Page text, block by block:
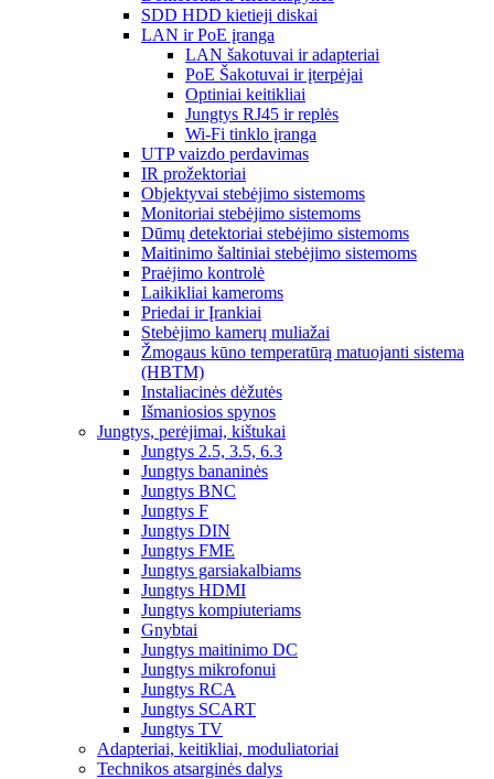
SDD HDD kietieji diskai
LAN ir PoE įranga
LAN šakotuvai ir adapteriai
PoE Šakotuvai ir įterpėjai
Optiniai keitikliai
Jungtys RJ45 ir replės
Wi-Fi tinklo įranga
UTP vaizdo perdavimas
IR prožektoriai
Objektyvai stebėjimo sistemoms
Monitoriai stebėjimo sistemoms
Dūmų detektoriai stebėjimo sistemoms
Maitinimo šaltiniai stebėjimo sistemoms
Praėjimo kontrolė
Laikikliai kameroms
Priedai ir Įrankiai
Stebėjimo kamerų muliažai
Žmogaus kūno temperatūrą matuojanti sistema
(HBTM)
Instaliacinės dėžutės
Išmaniosios spynos
Jungtys, perėjimai, kištukai
Jungtys 2.5, 3.5, 6.3
Jungtys bananinės
Jungtys BNC
Jungtys F
Jungtys DIN
Jungtys FME
Jungtys garsiakalbiams
Jungtys HDMI
Jungtys kompiuteriams
Gnybtai
Jungtys maitinimo DC
Jungtys mikrofonui
Jungtys RCA
Jungtys SCART
Jungtys TV
Adapteriai, keitikliai, moduliatoriai
Technikos atsarginės dalys